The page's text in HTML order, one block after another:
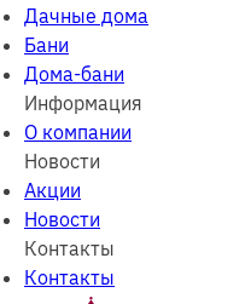
Дачные дома
Бани
Дома-бани
Информация
О компании
Новости
Акции
Новости
Контакты
Контакты